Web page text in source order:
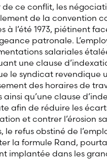
ce conflit, les
de la convention
à l’été 1973, piétinent
patronale.
salariales
une clause
le syndicat revendique
des horaires de
ainsi qu’une clause
afin de réduire les
et contrer l’érosion
le refus obstiné de
la formule Rand,
implantée dans les